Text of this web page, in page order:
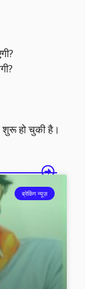
शुरू हो चुकी है।
ब्रेकिंग न्यूज़